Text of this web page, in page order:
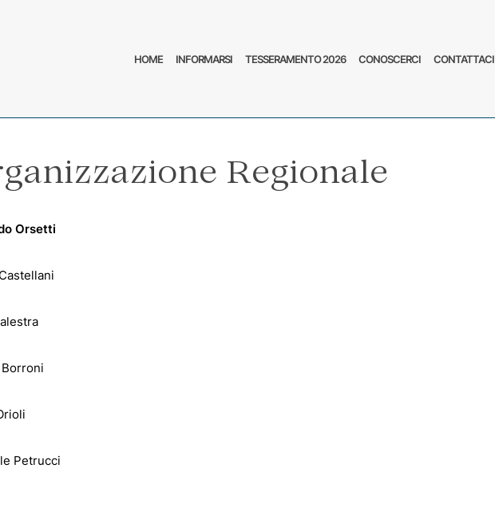
HOME INFORMARSI TESSERAMENTO 2026 CONOSCERCI CONTATTACI
Regionale
Orsetti
Petrucci